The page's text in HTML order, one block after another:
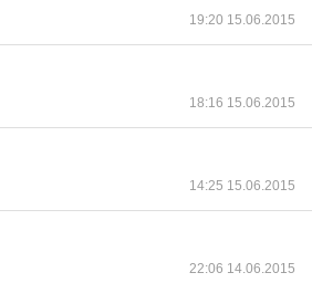
19:20 15.06.2015
18:16 15.06.2015
14:25 15.06.2015
22:06 14.06.2015